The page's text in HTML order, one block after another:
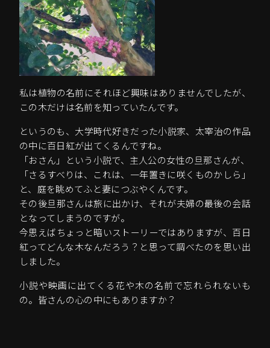
私は植物の名前にそれほど興味はありませんでしたが、
この木だけは名前を知っていたんです。
というのも、大学時代好きだった小説家、太宰治の作品
の中に百日紅が出てくるんですね。
「おさん」という小説で、主人公の女性の旦那さんが、
「さるすべりは、これは、一年置きに咲くものかしら」
と、庭を眺めてふと妻につぶやくんです。
その後旦那さんは旅に出かけ、それが夫婦の最後の会話
となってしまうのですが。
今思えばちょっと暗いストーリーではありますが、百日
紅ってどんな木なんだろう？と思って調べたのを思い出
しました。
小説や映画に出てくる花や木の名前で忘れられないも
の。皆さんの心の中にもありますか？